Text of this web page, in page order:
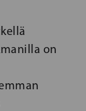
on